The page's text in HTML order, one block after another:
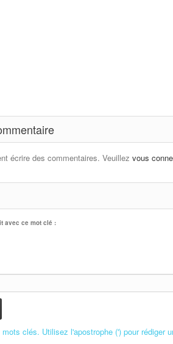
écrire des commentaires. Veuillez vous
avec ce mot clé :
clés. Utilisez l'apostrophe (') pour rédiger